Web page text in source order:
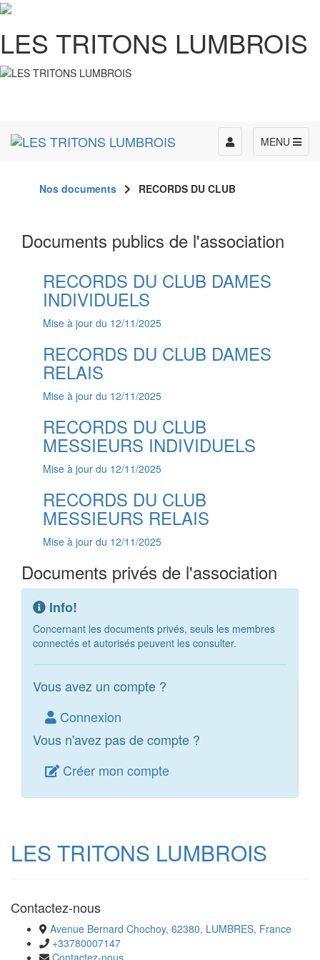
LES TRITONS LUMBROIS
MENU
Toggle
navigation
Nos documents RECORDS DU CLUB
Documents publics de l'association
RECORDS DU CLUB DAMES
INDIVIDUELS
Mise à jour du 12/11/2025
RECORDS DU CLUB DAMES
RELAIS
Mise à jour du 12/11/2025
RECORDS DU CLUB
MESSIEURS INDIVIDUELS
Mise à jour du 12/11/2025
RECORDS DU CLUB
MESSIEURS RELAIS
Mise à jour du 12/11/2025
Documents privés de l'association
Info!
Concernant les documents privés, seuls les membres
connectés et autorisés peuvent les consulter.
Vous avez un compte ?
Connexion
Vous n'avez pas de compte ?
Créer mon compte
LES TRITONS LUMBROIS
Contactez-nous
Avenue Bernard Chochoy, 62380, LUMBRES, France
+33780007147
Contactez-nous